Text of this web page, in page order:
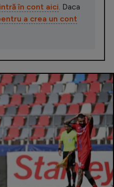
intră în cont aici . Daca
a crea un cont